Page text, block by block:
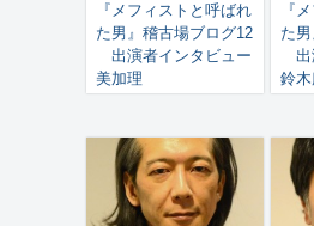
『メフィストと呼ばれ
た男』稽古場ブログ12
出演者インタビュー
美加理
『
た
出
鈴